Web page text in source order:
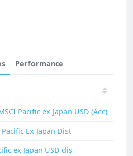
Performance
Pacific ex-Japan USD (Acc)
Ex Japan Dist
ex Japan USD dis